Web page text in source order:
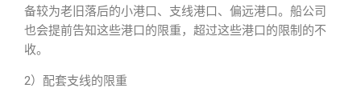
备较为老旧落后的小港口、支线港口、偏远港口。船公司
也会提前告知这些港口的限重，超过这些港口的限制的不
收。
2）配套支线的限重